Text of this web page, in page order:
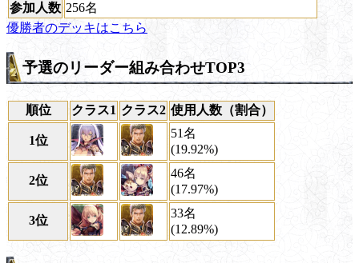
参加人数 256名
優勝者のデッキはこちら
予選のリーダー組み合わせTOP3
順位 クラス1 クラス2 使用人数（割合）
1位
51名
(19.92%)
2位
46名
(17.97%)
3位
33名
(12.89%)